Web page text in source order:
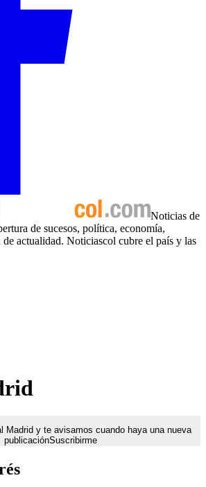
Noticias de
de sucesos, política, economía,
actualidad. Noticiascol cubre el país y las
Madrid y te avisamos cuando haya una nueva
publicaciónSuscribirme